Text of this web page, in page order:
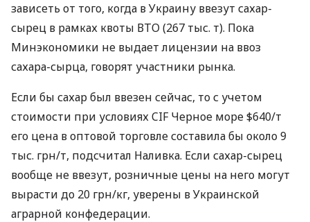
зависеть от того, когда в Украину ввезут сахар-
сырец в рамках квоты ВТО (267 тыс. т). Пока
Минэкономики не выдает лицензии на ввоз
сахара-сырца, говорят участники рынка.
Если бы сахар был ввезен сейчас, то с учетом
стоимости при условиях CIF Черное море $640/т
его цена в оптовой торговле составила бы около 9
тыс. грн/т, подсчитал Наливка. Если сахар-сырец
вообще не ввезут, розничные цены на него могут
вырасти до 20 грн/кг, уверены в Украинской
аграрной конфедерации.